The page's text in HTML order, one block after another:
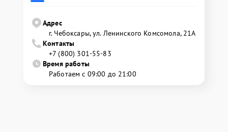
Адрес
г. Чебоксары, ул. Ленинского Комсомола, 21А
Контакты
+7 (800) 301-55-83
Время работы
Работаем с 09:00 до 21:00